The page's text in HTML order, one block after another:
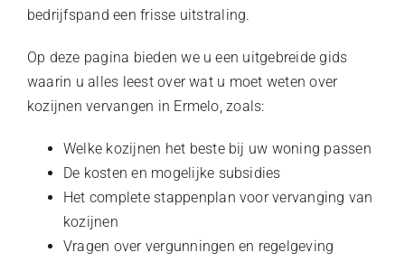
bedrijfspand een frisse uitstraling.
Op deze pagina bieden we u een uitgebreide gids
waarin u alles leest over wat u moet weten over
kozijnen vervangen in Ermelo, zoals:
Welke kozijnen het beste bij uw woning passen
De kosten en mogelijke subsidies
Het complete stappenplan voor vervanging van
kozijnen
Vragen over vergunningen en regelgeving